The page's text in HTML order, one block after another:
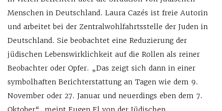
Menschen in Deutschland. Laura Cazés ist freie Autorin
und arbeitet bei der Zentralwohlfahrtsstelle der Juden in
Deutschland. Sie beobachtet eine Reduzierung der
jüdischen Lebenswirklichkeit auf die Rollen als reiner
Beobachter oder Opfer. „Das zeigt sich dann in einer
symbolhaften Berichterstattung an Tagen wie dem 9.
November oder 27. Januar und neuerdings eben dem 7.